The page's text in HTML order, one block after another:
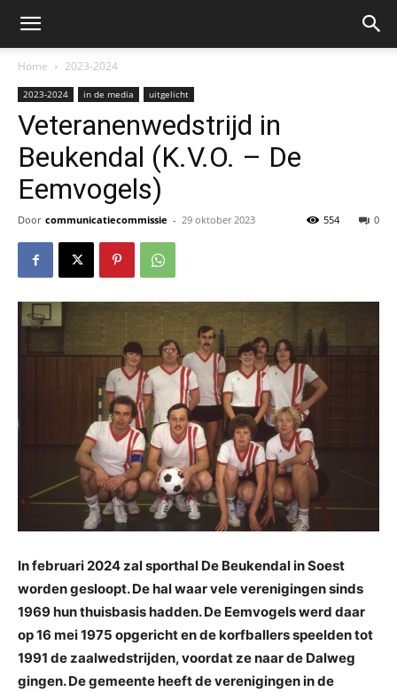
Home 2023-2024
2023-2024 in de media uitgelicht
Veteranenwedstrijd in
Beukendal (K.V.O. – De
Eemvogels)
Door communicatiecommissie - 29 oktober 2023 0
554
In februari 2024 zal sporthal De Beukendal in Soest
worden gesloopt. De hal waar vele verenigingen sinds
1969 hun thuisbasis hadden. De Eemvogels werd daar
op 16 mei 1975 opgericht en de korfballers speelden tot
1991 de zaalwedstrijden, voordat ze naar de Dalweg
gingen. De gemeente heeft de verenigingen in de